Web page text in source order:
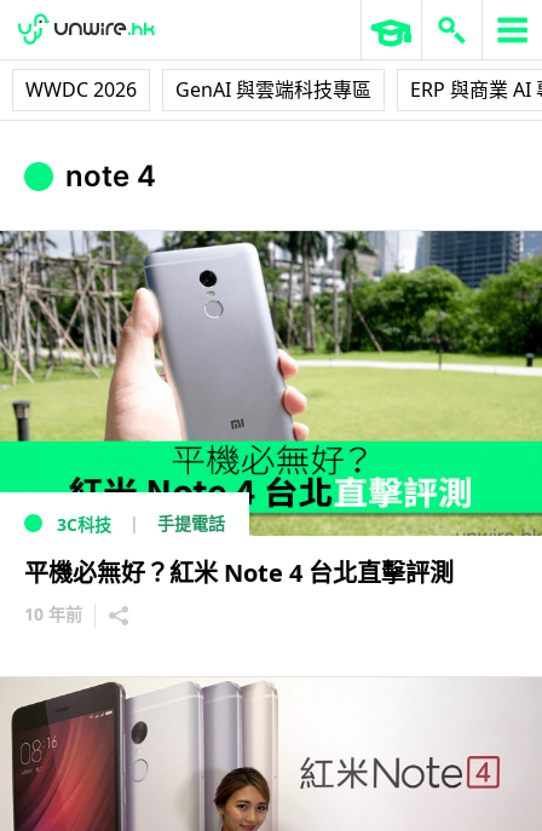
WWDC 2026 GenAI 與雲端科技專區 ERP 與商業 AI
note 4
3C科技 手提電話
平機必無好？紅米 Note 4 台北直擊評測
10 年前